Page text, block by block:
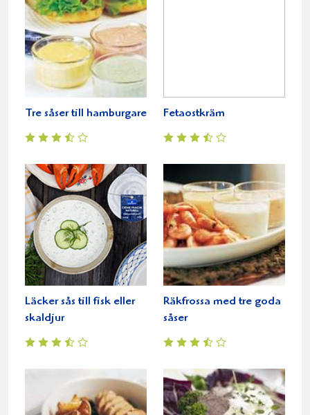
Tre såser till hamburgare Fetaostkräm
Läcker sås till fisk eller
skaldjur
Räkfrossa med tre goda
såser